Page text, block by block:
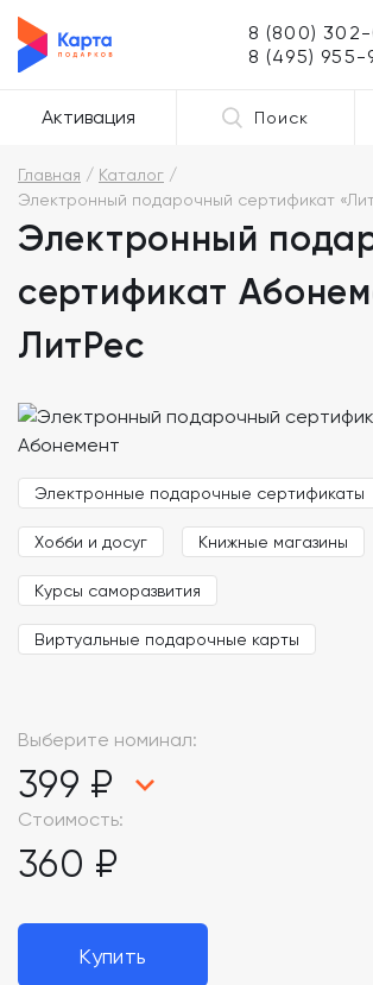
8 (800)
8 (495) 955-
Активация Поиск
Главная
Каталог
Электронный подарочный сертификат
Электронный
сертификат
ЛитРес
Электронные подарочные сертификаты
Хобби и досуг Книжные магазины
Курсы саморазвития
Виртуальные подарочные карты
Выберите номинал:
399 ₽
Стоимость:
360 ₽
Купить